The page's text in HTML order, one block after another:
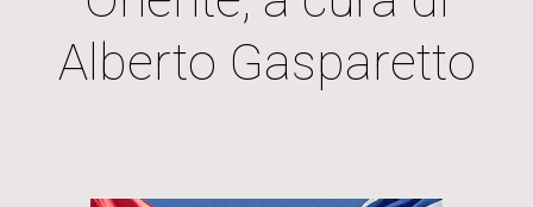
Alberto Gasparetto